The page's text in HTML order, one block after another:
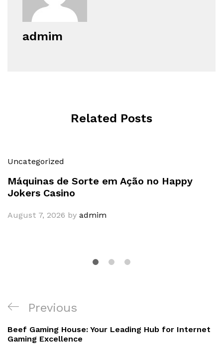
admim
Related Posts
Uncategorized
Máquinas de Sorte em Ação no Happy
Jokers Casino
August 7, 2026 by admim
Post
navigation
Previous
Post
Previous
Beef Gaming House: Your Leading Hub for Internet
Gaming Excellence